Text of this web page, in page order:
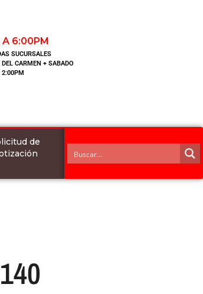
6:00PM
SUCURSALES
CARMEN + SABADO
2:00PM
de